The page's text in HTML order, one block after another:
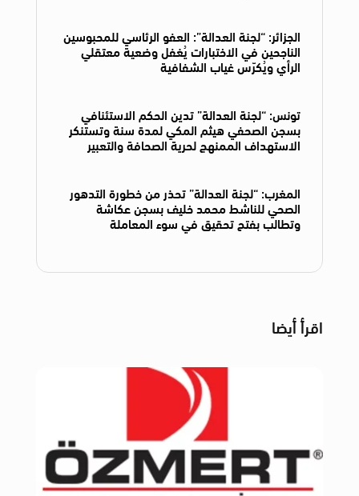
الجزائر: “لجنة العدالة”: العفو الرئاسي للمحبوسين
الناجحين في الاختبارات يُغفل وضعية معتقلي
الرأي ويُكرّس غياب الشفافية
تونس: “لجنة العدالة” تدين الحكم الاستئنافي
بسجن الصحفي هيثم المكي لمدة سنة وتستنكر
الاستهداف الممنهج لحرية الصحافة والتعبير
المغرب: “لجنة العدالة” تحذر من خطورة التدهور
الصحي للناشط محمد خليف بسجن عكاشة
وتطالب بفتح تحقيق في سوء المعاملة
اقرأ أيضا